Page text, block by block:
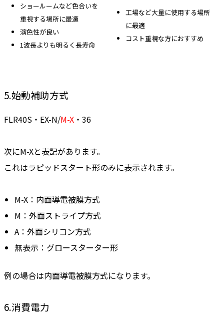
ショールームなど色合いを
重視する場所に最適
演色性が良い
1波長よりも明るく長寿命
工場など大量に使用する場所
に最適
コスト重視な方におすすめ
5.始動補助方式
FLR40S・EX-N/M-X ・36
次にM-Xと表記があります。
これはラピッドスタート形のみに表示されます。
M-X：内面導電被膜方式
M：外面ストライプ方式
A：外面シリコン方式
無表示：グロースターター形
例の場合は内面導電被膜方式になります。
6.消費電力